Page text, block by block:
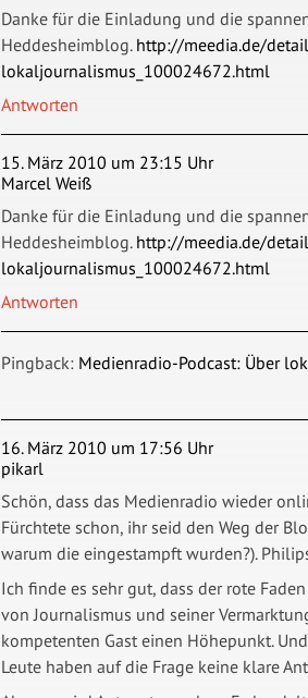
Danke für die Einladung und die
Heddesheimblog. http://meedia.de/
lokaljournalismus_100024672.html
Antworten
15. März 2010 um 23:15 Uhr
Marcel Weiß
Danke für die Einladung und die
Heddesheimblog. http://meedia.de/
lokaljournalismus_100024672.html
Antworten
Pingback: Medienradio-Podcast: Über
16. März 2010 um 17:56 Uhr
pikarl
Schön, dass das Medienradio wieder
Fürchtete schon, ihr seid den Weg der
warum die eingestampft wurden?).
Ich finde es sehr gut, dass der rote
von Journalismus und seiner
kompetenten Gast einen Höhepunkt.
Leute haben auf die Frage keine klare